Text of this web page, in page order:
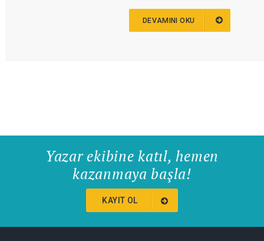
DEVAMINI OKU
Yazar ekibine katıl, hemen
kazanmaya başla!
KAYIT OL